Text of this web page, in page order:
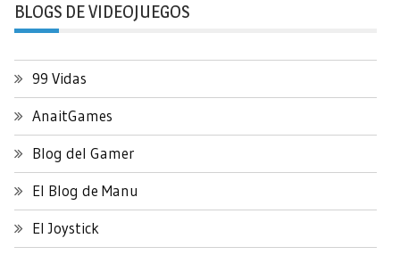
BLOGS DE VIDEOJUEGOS
99 Vidas
AnaitGames
Blog del Gamer
El Blog de Manu
El Joystick